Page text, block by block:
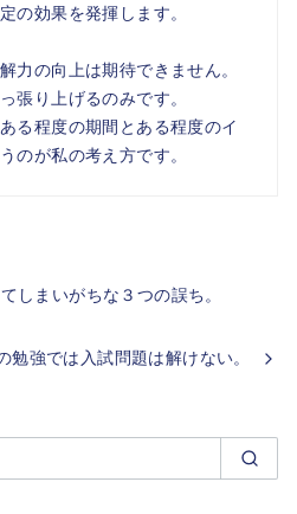
の効果を発揮します。
力の向上は期待できません。
張り上げるのみです。
る程度の期間とある程度のイ
のが私の考え方です。
しまいがちな３つの誤ち。
勉強では入試問題は解けない。